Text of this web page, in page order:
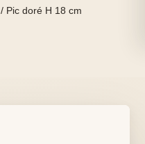
/ Pic doré H 18 cm